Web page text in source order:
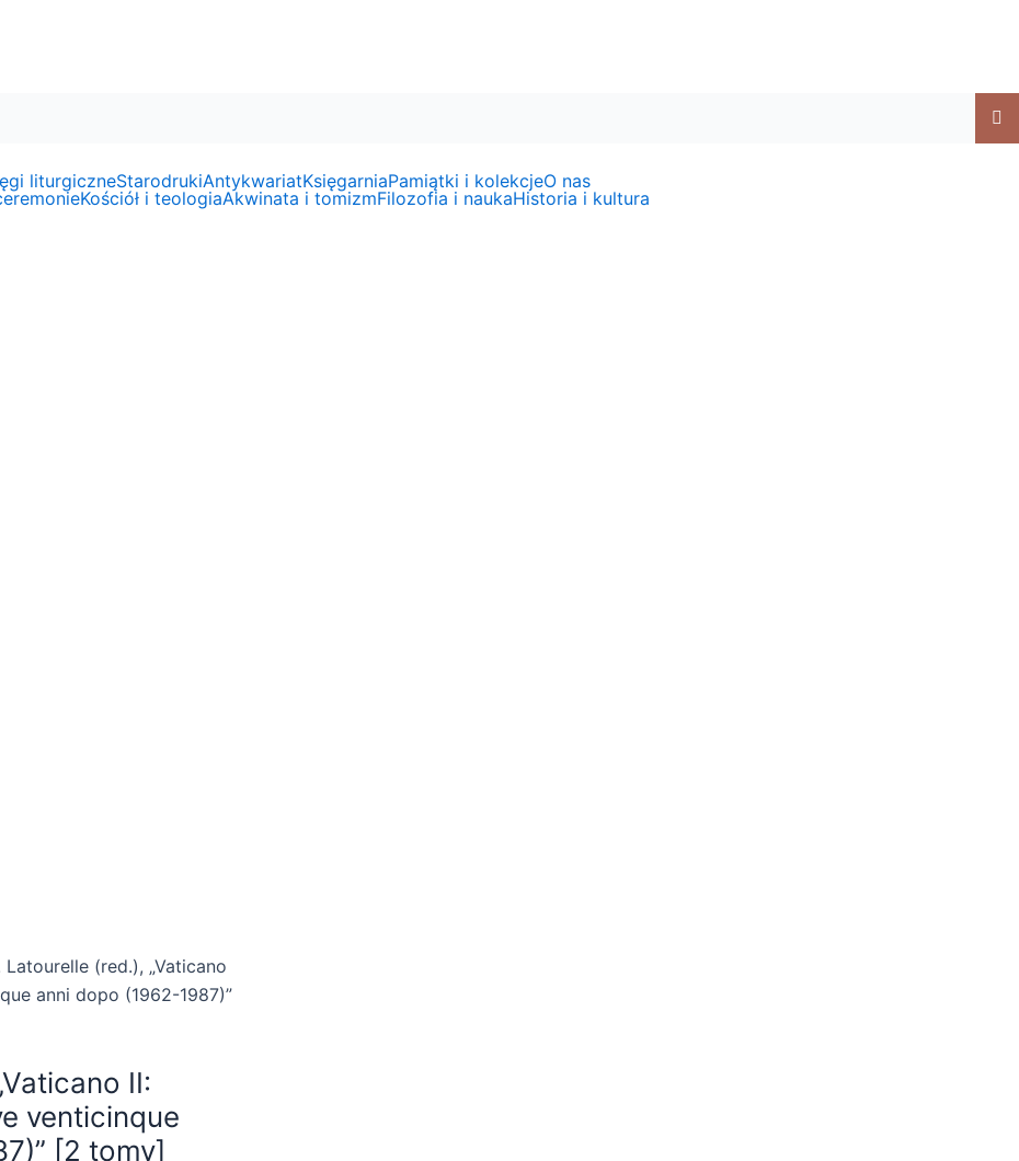
liturgiczneStarodrukiAntykwariatKsięgarniaPamiątki i kolekcjeO nas
Kościół i teologiaAkwinata i tomizmFilozofia i naukaHistoria i kultura
Latourelle (red.), „Vaticano
anni dopo (1962-1987)”
II:
venticinque
[2 tomy]